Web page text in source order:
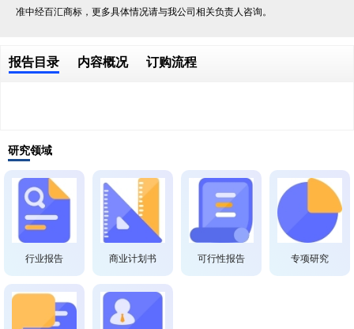
准中经百汇商标，更多具体情况请与我公司相关负责人咨询。
报告目录 内容概况 订购流程
研究领域
行业报告 商业计划书 可行性报告 专项研究